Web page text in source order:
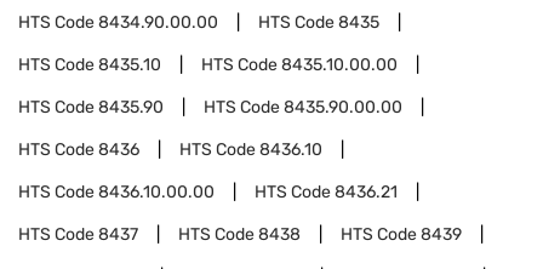
HTS Code8434.90.00.00 HTS Code8435
HTS Code8435.10 HTS Code8435.10.00.00
HTS Code8435.90 HTS Code8435.90.00.00
HTS Code8436 HTS Code8436.10
HTS Code8436.10.00.00 HTS Code8436.21
HTS Code8437 HTS Code8438 HTS Code8439